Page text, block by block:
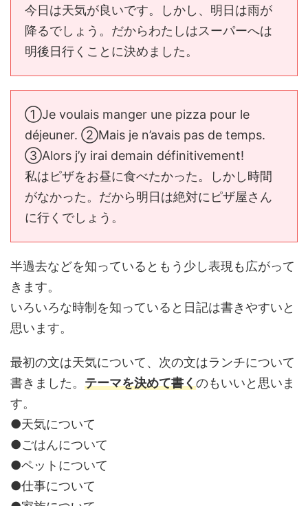
今日は天気が良いです。しかし、明日は雨が
降るでしょう。だからわたしはスーパーへは
明後日行くことに決めました。
①Je voulais manger une pizza pour le
déjeuner. ②Mais je n’avais pas de temps.
③Alors j’y irai demain définitivement!
私はピザをお昼に食べたかった。しかし時間
がなかった。だから明日は絶対にピザ屋さん
に行くでしょう。
半過去などを知っているともう少し表現も広がって
きます。
いろいろな時制を知っていると日記は書きやすいと
思います。
最初の文は天気について、次の文はランチについて
書きました。 テーマを決めて書くのもいいと思いま
す。
●天気について
●ごはんについて
●ペットについて
●仕事について